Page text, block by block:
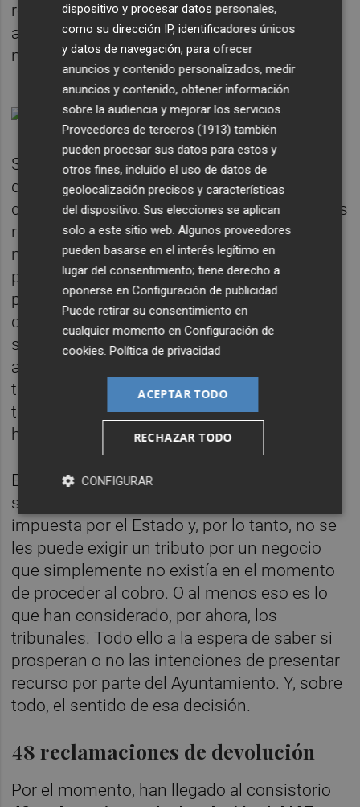
reflejaba "en absoluto" las condiciones
actuales en las que se encontraban sus
negocios.
Sin embargo, y a pesar de todo, la concejalía
de Hacienda que dirigeBorja Sanjuán
decidió seguir adelante con sus obligaciones
recaudatorias, lo que llevó a diversos
negocios a recurrir a los tribunales. Así, en la
primera sentencia que ya se ha hecho
pública, la jueza justifica así su fallo a favor
de las empresas: las restricciones sanitarias
supusieron "indudablemente" un cese de
actividad para los negocios durante el
tiempo que estuvieron vigentes. Y, por lo
tanto, se produce ahí una ausencia del
hecho imponible.
Es decir, las empresas se encontraban
sumidas en una bajada de actividad
impuesta por el Estado y, por lo tanto, no se
les puede exigir un tributo por un negocio
que simplemente no existía en el momento
de proceder al cobro. O al menos eso es lo
que han considerado, por ahora, los
tribunales. Todo ello a la espera de saber si
prosperan o no las intenciones de presentar
recurso por parte del Ayuntamiento. Y, sobre
todo, el sentido de esa decisión.
48 reclamaciones de devolución
Por el momento, han llegado al consistorio
dispositivo y procesar datos personales,
como su dirección IP, identificadores únicos
y datos de navegación, para ofrecer
anuncios y contenido personalizados, medir
anuncios y contenido, obtener información
sobre la audiencia y mejorar los servicios.
Proveedores de terceros (1913) también
pueden procesar sus datos para estos y
otros fines, incluido el uso de datos de
geolocalización precisos y características
del dispositivo. Sus elecciones se aplican
solo a este sitio web. Algunos proveedores
pueden basarse en el interés legítimo en
lugar del consentimiento; tiene derecho a
oponerse enConfiguración de publicidad
Puede retirar su consentimiento en
cualquier momento enConfiguración de
cookies .Política de privacidad
ACEPTAR TODO
RECHAZAR TODO
CONFIGURAR